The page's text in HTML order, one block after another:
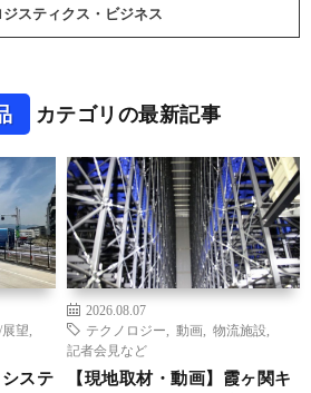
ジスティクス・ビジネス
カテゴリの最新記事
望
ステ
2026.08.07
テクノロジー
動画 物流施設
記者会見など
【現地取材・動画】霞ヶ関キ